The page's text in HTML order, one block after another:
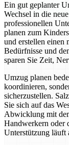
Ein gut geplanter
Wechsel in die
professionellen
planen zum
und erstellen einen
Bedürfnisse und
sparen Sie Zeit,
Umzug planen
koordinieren,
sicherzustellen.
Sie sich auf das
Abwicklung mit
Handwerkern oder
Unterstützung läuft